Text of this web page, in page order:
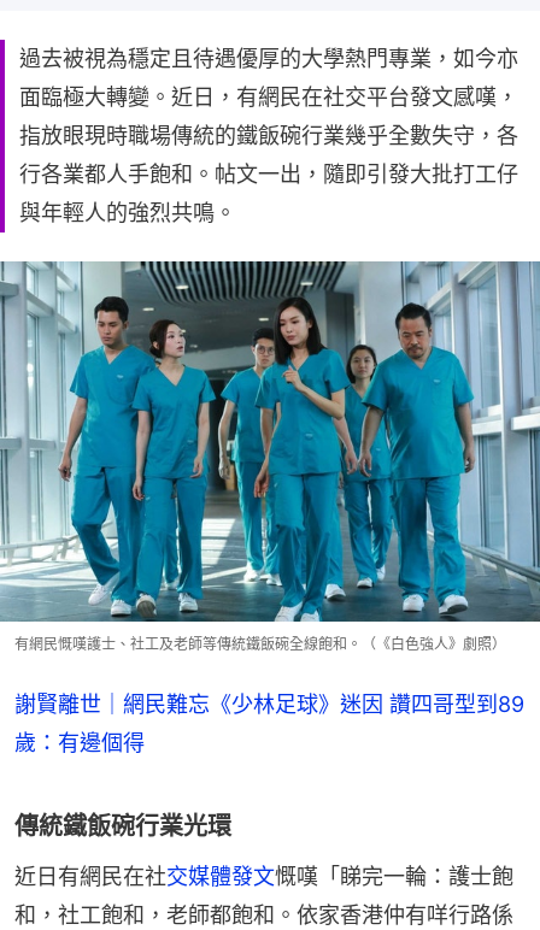
過去被視為穩定且待遇優厚的大學熱門專業，如今亦
面臨極大轉變。近日，有網民在社交平台發文感嘆，
指放眼現時職場傳統的鐵飯碗行業幾乎全數失守，各
行各業都人手飽和。帖文一出，隨即引發大批打工仔
與年輕人的強烈共鳴。
有網民慨嘆護士、社工及老師等傳統鐵飯碗全線飽和。（《白色強人》劇照）
謝賢離世｜網民難忘《少林足球》迷因 讚四哥型到89
歲：有邊個得
傳統鐵飯碗行業光環
近日有網民在社交媒體發文慨嘆「睇完一輪：護士飽
和，社工飽和，老師都飽和。依家香港仲有咩行路係